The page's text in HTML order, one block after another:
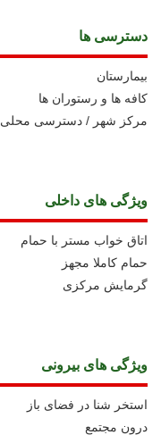
دسترسی ها
بیمارستان
کافه ها و رستوران ها
مرکز شهر / دسترسی محلی
ویژگی های داخلی
اتاق خواب مستر با حمام
حمام کاملا مجهز
گرمایش مرکزی
ویژگی های بیرونی
استخر شنا در فضای باز
درون مجتمع